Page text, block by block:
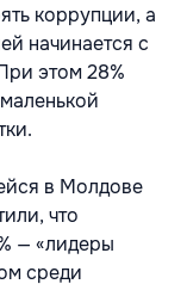
коррупции, а
начинается с
этом 28%
в Молдове
что
— «лидеры
среди